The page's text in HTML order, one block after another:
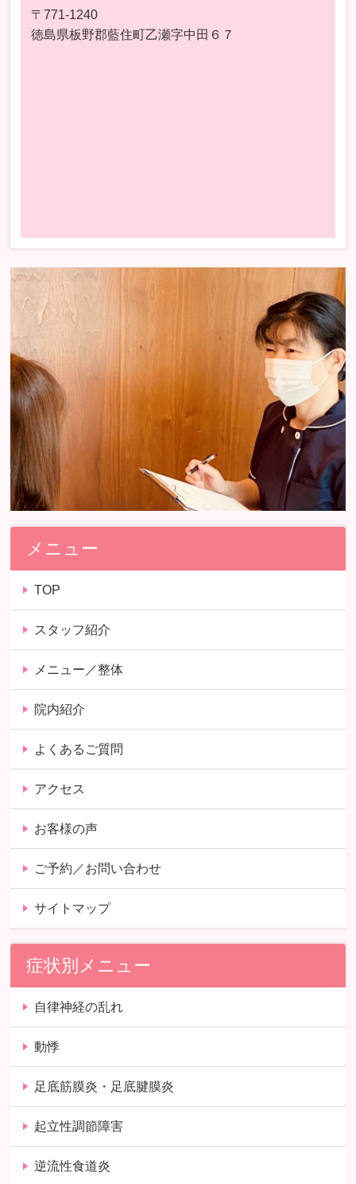
〒771-1240
徳島県板野郡藍住町乙瀬字中田６７
メニュー
TOP
スタッフ紹介
メニュー／整体
院内紹介
よくあるご質問
アクセス
お客様の声
ご予約／お問い合わせ
サイトマップ
症状別メニュー
自律神経の乱れ
動悸
足底筋膜炎・足底腱膜炎
起立性調節障害
逆流性食道炎